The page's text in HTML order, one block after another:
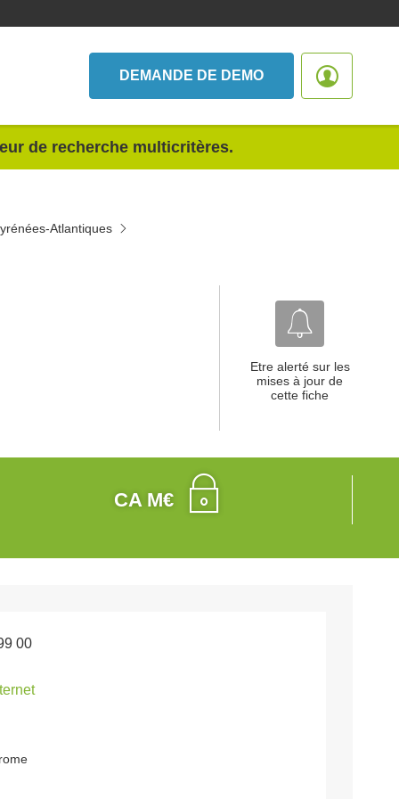
DEMANDE DE DEMO
de recherche multicritères.
Atlantiques
Etre alerté sur les
mises à jour de
cette fiche
CA M€
00